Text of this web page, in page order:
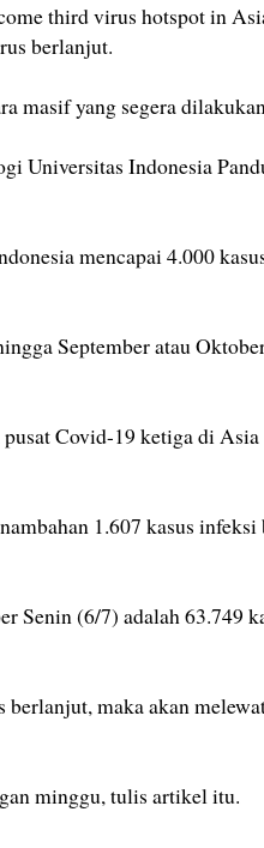
third virus hotspot in
berlanjut.
masif yang segera
Universitas Indonesia
mencapai 4.000
September atau
Covid-19 ketiga di Asia
1.607 kasus infeksi
Senin (6/7) adalah 63.749
maka akan
minggu, tulis artikel itu.